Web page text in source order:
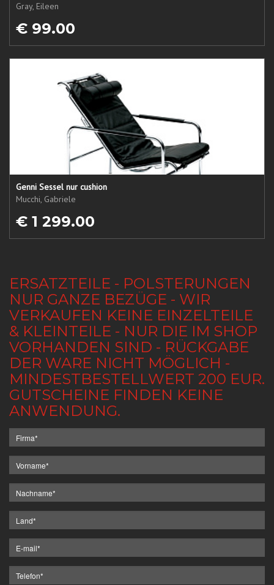
Gray, Eileen
€ 99.00
Genni Sessel nur cushion
Mucchi, Gabriele
€ 1 299.00
ERSATZTEILE - POLSTERUNGEN
NUR GANZE BEZÜGE - WIR
VERKAUFEN KEINE EINZELTEILE
& KLEINTEILE - NUR DIE IM SHOP
VORHANDEN SIND - RÜCKGABE
DER WARE NICHT MÖGLICH -
MINDESTBESTELLWERT 200 EUR.
GUTSCHEINE FINDEN KEINE
ANWENDUNG.